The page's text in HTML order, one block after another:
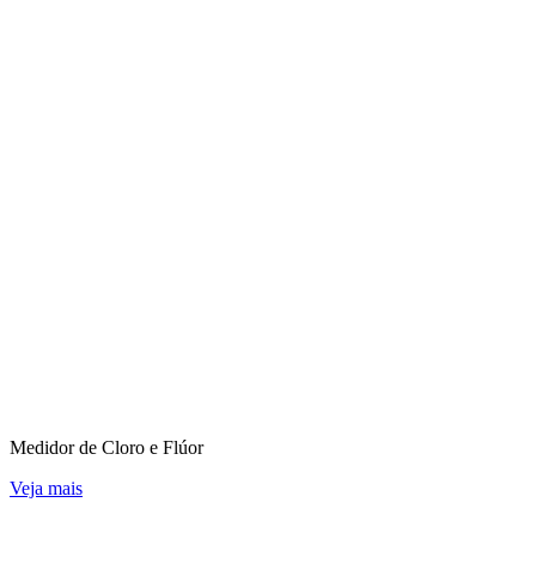
Medidor de Cloro e Flúor
Veja mais